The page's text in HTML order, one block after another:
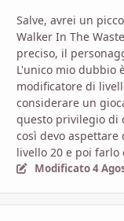
Salve, avrei un
Walker In The
preciso, il
L'unico mio dubbio
modificatore di
considerare un
questo privilegio di
così devo
livello 20 e poi farlo
Modificato4